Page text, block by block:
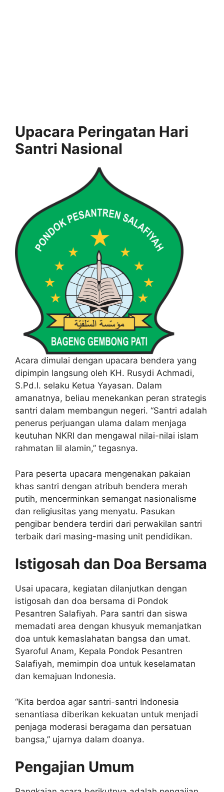
Upacara Peringatan Hari
Santri Nasional
Acara dimulai dengan upacara bendera yang
dipimpin langsung oleh KH. Rusydi Achmadi,
S.Pd.I. selaku Ketua Yayasan. Dalam
amanatnya, beliau menekankan peran strategis
santri dalam membangun negeri. “Santri adalah
penerus perjuangan ulama dalam menjaga
keutuhan NKRI dan mengawal nilai-nilai islam
rahmatan lil alamin,” tegasnya.
Para peserta upacara mengenakan pakaian
khas santri dengan atribuh bendera merah
putih, mencerminkan semangat nasionalisme
dan religiusitas yang menyatu. Pasukan
pengibar bendera terdiri dari perwakilan santri
terbaik dari masing-masing unit pendidikan.
Istigosah dan Doa Bersama
Usai upacara, kegiatan dilanjutkan dengan
istigosah dan doa bersama di Pondok
Pesantren Salafiyah. Para santri dan siswa
memadati area dengan khusyuk memanjatkan
doa untuk kemaslahatan bangsa dan umat.
Syaroful Anam, Kepala Pondok Pesantren
Salafiyah, memimpin doa untuk keselamatan
dan kemajuan Indonesia.
“Kita berdoa agar santri-santri Indonesia
senantiasa diberikan kekuatan untuk menjadi
penjaga moderasi beragama dan persatuan
bangsa,” ujarnya dalam doanya.
Pengajian Umum